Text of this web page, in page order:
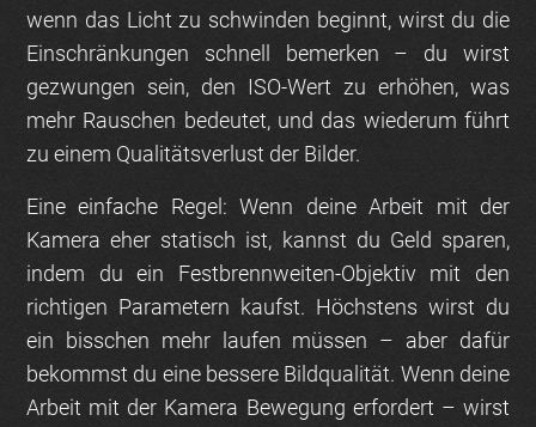
wenn das Licht zu schwinden beginnt, wirst du die
Einschränkungen schnell bemerken – du wirst
gezwungen sein, den ISO-Wert zu erhöhen, was
mehr Rauschen bedeutet, und das wiederum führt
zu einem Qualitätsverlust der Bilder.
Eine einfache Regel: Wenn deine Arbeit mit der
Kamera eher statisch ist, kannst du Geld sparen,
indem du ein Festbrennweiten-Objektiv mit den
richtigen Parametern kaufst. Höchstens wirst du
ein bisschen mehr laufen müssen – aber dafür
bekommst du eine bessere Bildqualität. Wenn deine
Arbeit mit der Kamera Bewegung erfordert – wirst